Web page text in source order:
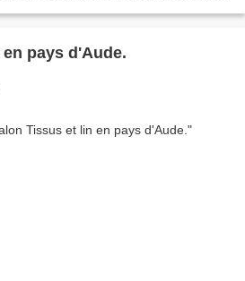
pays d'Aude.